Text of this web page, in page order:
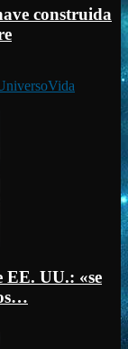
construida
Vida
EE. UU.: «se